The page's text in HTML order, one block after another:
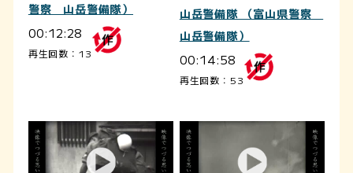
警察 山岳警備隊）
00:12:28
再生回数：13
山岳警備隊 （富山県警察
山岳警備隊）
00:14:58
再生回数：53